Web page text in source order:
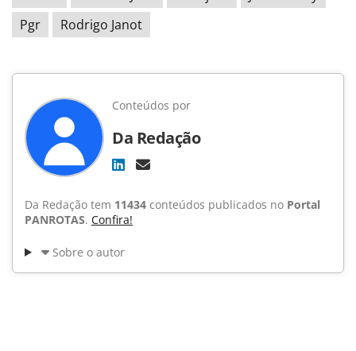
Pgr
Rodrigo Janot
Conteúdos por
Da Redação
Da Redação tem 11434 conteúdos publicados no Portal
PANROTAS. Confira!
Sobre o autor